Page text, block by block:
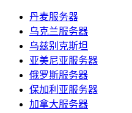
丹麦服务器
乌克兰服务器
乌兹别克斯坦
亚美尼亚服务器
俄罗斯服务器
保加利亚服务器
加拿大服务器